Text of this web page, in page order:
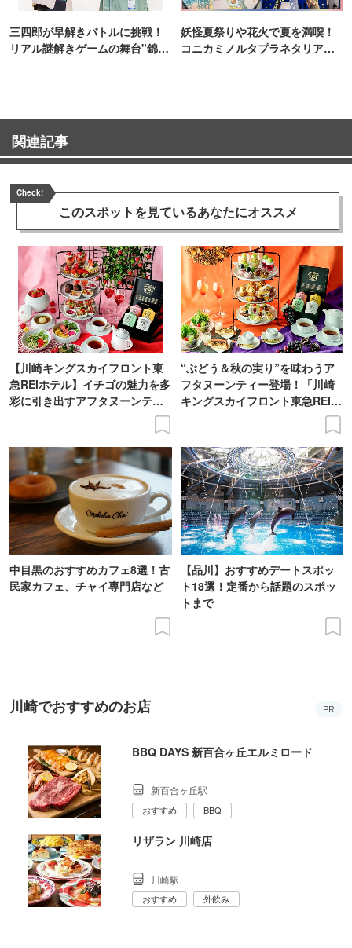
三四郎が早解きバトルに挑戦！
リアル謎解きゲームの舞台"錦糸
妖怪夏祭りや花火で夏を満喫！
コニカミノルタプラネタリア
関連記事
Check!
このスポットを見ているあなたにオススメ
【川崎キングスカイフロント東
急REIホテル】イチゴの魅力を多
彩に引き出すアフタヌーンティ
“ぶどう＆秋の実り”を味わうア
フタヌーンティー登場！「川崎
キングスカイフロント東急REIホ
中目黒のおすすめカフェ8選！古
民家カフェ、チャイ専門店など
【品川】おすすめデートスポッ
ト18選！定番から話題のスポッ
トまで
川崎でおすすめのお店 PR
BBQ DAYS 新百合ヶ丘エルミロード
新百合ヶ丘駅
おすすめ BBQ
リザラン 川崎店
川崎駅
おすすめ 外飲み